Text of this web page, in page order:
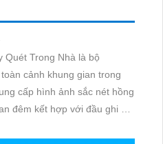
Quét Trong Nhà là bộ
cảnh khung gian trong
cấp hình ảnh sắc nét hồng
đêm kết hợp với đầu ghi 8